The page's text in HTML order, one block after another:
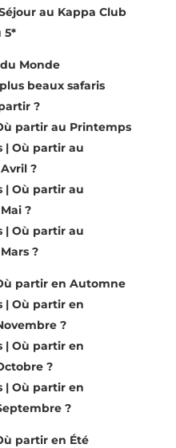
au Kappa Club
5*
Monde
beaux safaris
?
partir au Printemps
| Où partir au
?
| Où partir au
?
| Où partir au
?
partir en Automne
| Où partir en
?
| Où partir en
?
| Où partir en
?
partir en Été